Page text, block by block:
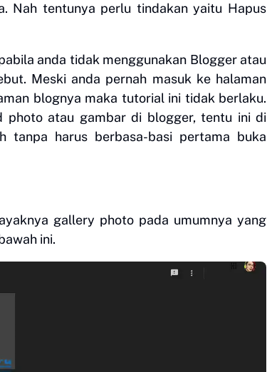
Nah tentunya perlu tindakan yaitu Hapus
anda tidak menggunakan Blogger atau
Meski anda pernah masuk ke halaman
blognya maka tutorial ini tidak berlaku.
photo atau gambar di blogger, tentu ini di
tanpa harus berbasa-basi pertama buka
gallery photo pada umumnya yang
ini.